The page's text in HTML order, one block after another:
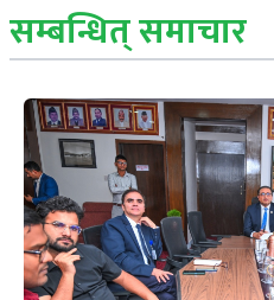
सम्बन्धित् समाचार